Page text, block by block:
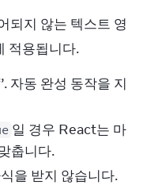
되지 않는 텍스트 영
적용됩니다.
자동 완성 동작을 지
일 경우 React는 마
춥니다.
을 받지 않습니다.